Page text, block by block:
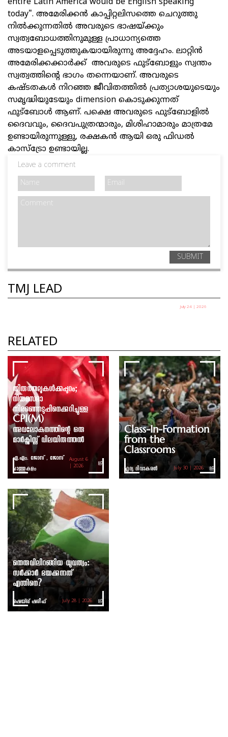
entire Latin America would be English speaking
today". അമേരിക്കൻ കാപ്പിറ്റലിസത്തെ ചെറുത്തു
നിൽക്കുന്നതിൽ അവരുടെ ഭാഷയ്ക്കും
സ്വത്വബോധത്തിനുമുള്ള പ്രാധാന്യത്തെ
അടയാളപ്പെടുത്തുകയായിരുന്നു അദ്ദേഹം. ലാറ്റിൻ
അമേരിക്കക്കാർക്ക് അവരുടെ ഫുട്ബോളും സ്വന്തം
സ്വത്വത്തിന്റെ ഭാഗം തന്നെയാണ്. അവരുടെ
കഷ്ടതകൾ നിറഞ്ഞ ജീവിതത്തിൽ പ്രത്യാശയുടെയും
സമൃദ്ധിയുടേയും dimension കൊടുക്കുന്നത്
ഫുട്ബോൾ ആണ്. പക്ഷെ അവരുടെ ഫുട്ബോളിൽ
ദൈവവും, ദൈവപുത്രന്മാരും, മിശിഹാമാരും മാത്രമേ
ഉണ്ടായിരുന്നുള്ളു, രക്ഷകൻ ആയി ഒരു ഫിഡല്‍
കാസ്ട്രോ ഉണ്ടായില്ല.
Leave a comment
SUBMIT
TMJ LEAD
July 24 | 2026
RELATED
തിരുത്തലുകൾക്കപ്പുറം;
നിയമസഭാ
തിരഞ്ഞെടുപ്പിനെക്കുറിച്ചുള്ള
CPI(M)
അവലോകനത്തിന്റെ ഒരു
മാർക്സിസ്റ്റ് വിലയിരുത്തൽ
എ.എം. ജോസ് , ജോസ്
ചാത്തുകുളം
August 6
| 2026
Class-In-Formation
from the
Classrooms
ഹൃദ്യ ദിവാകരൻ July 30 | 2026
തെരുവിലിറങ്ങിയ യുവത്വം:
സർക്കാർ ഭയക്കുന്നത്
എന്തിനെ?
ഷെയ്ഖ് ഷരീഫ് July 28 | 2026